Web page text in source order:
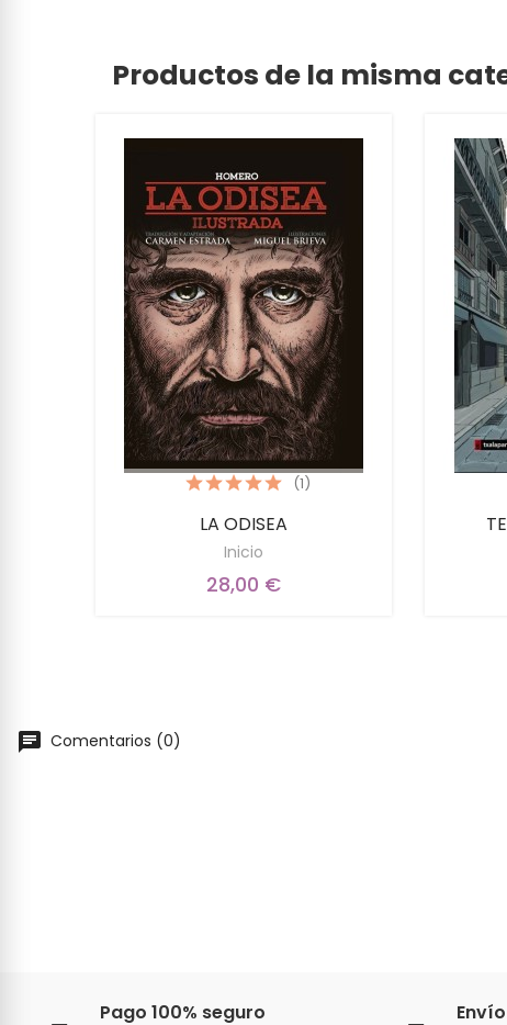
Productos de la misma
LA ODISEA
Inicio
(1)
28,00 €
Comentarios (0)
Pago 100% seguro